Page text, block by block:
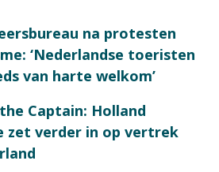
na protesten
‘Nederlandse toeristen
van harte welkom’
Captain: Holland
zet verder in op vertrek